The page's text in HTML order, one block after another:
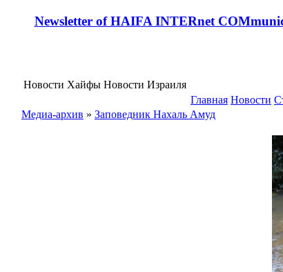
Newsletter of HAIFA INTERnet
Новости Хайфы Новости Израиля
Главная Новости
Медиа-архив » Заповедник Нахаль Амуд